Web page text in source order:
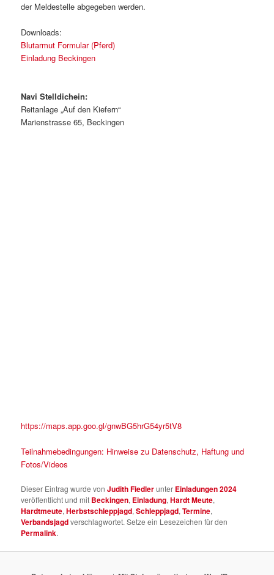
der Meldestelle abgegeben werden.
Downloads:
Blutarmut Formular (Pferd)
Einladung Beckingen
Navi Stelldichein:
Reitanlage „Auf den Kiefern“
Marienstrasse 65, Beckingen
https://maps.app.goo.gl/gnwBG5hrG54yr5tV8
Teilnahmebedingungen: Hinweise zu Datenschutz, Haftung und
Fotos/Videos
Dieser Eintrag wurde vonJudith Fiedlerunter Einladungen 2024
veröffentlicht und mit Beckingen, Einladung,Hardt Meute,
Hardtmeute,Herbstschleppjagd,Schleppjagd,Termine,
Verbandsjagdverschlagwortet. Setze ein Lesezeichen für den
Permalink.